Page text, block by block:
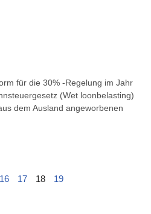
für die 30% -Regelung im Jahr
(Wet loonbelasting)
dem Ausland angeworbenen
16 17 18 19